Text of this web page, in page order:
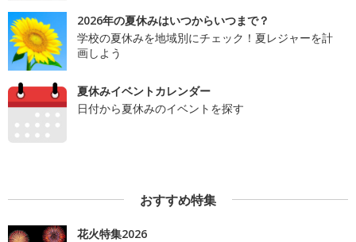
2026年の夏休みはいつからいつまで？
学校の夏休みを地域別にチェック！夏レジャーを計
画しよう
夏休みイベントカレンダー
日付から夏休みのイベントを探す
おすすめ特集
花火特集2026